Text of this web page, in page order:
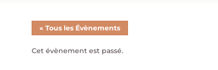
« Tous les Évènements
Cet évènement est passé.